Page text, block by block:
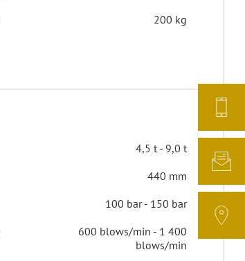
200 kg
4,5 t - 9,0 t
440 mm
100 bar - 150 bar
600 blows/min - 1 400
blows/min